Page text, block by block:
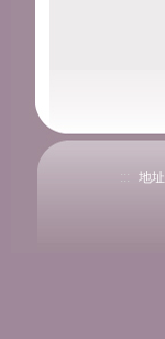
:::
地